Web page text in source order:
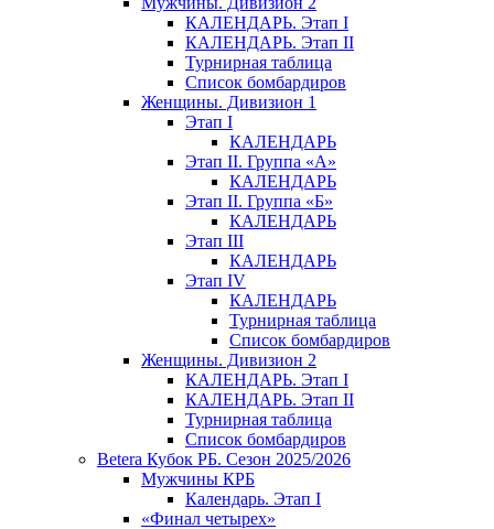
КАЛЕНДАРЬ. Этап I
КАЛЕНДАРЬ. Этап II
Турнирная таблица
Список бомбардиров
Женщины. Дивизион 1
Этап I
КАЛЕНДАРЬ
Этап II. Группа «А»
КАЛЕНДАРЬ
Этап II. Группа «Б»
КАЛЕНДАРЬ
Этап III
КАЛЕНДАРЬ
Этап IV
КАЛЕНДАРЬ
Турнирная таблица
Список бомбардиров
Женщины. Дивизион 2
КАЛЕНДАРЬ. Этап I
КАЛЕНДАРЬ. Этап II
Турнирная таблица
Список бомбардиров
Betera Кубок РБ. Сезон 2025/2026
Мужчины КРБ
Календарь. Этап I
«Финал четырех»